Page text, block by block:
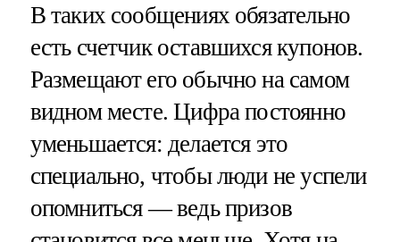
В таких сообщениях обязательно
есть счетчик оставшихся купонов.
Размещают его обычно на самом
видном месте. Цифра постоянно
уменьшается: делается это
специально, чтобы люди не успели
опомниться — ведь призов